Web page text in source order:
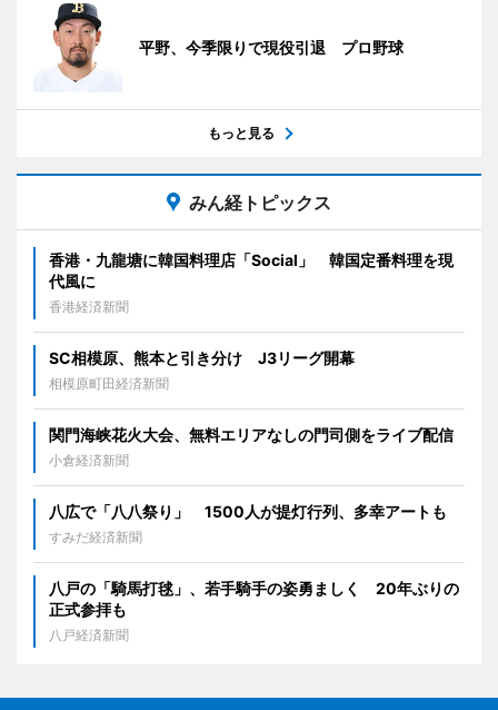
平野、今季限りで現役引退 プロ野球
もっと見る
みん経トピックス
香港・九龍塘に韓国料理店「Social」 韓国定番料理を現
代風に
香港経済新聞
SC相模原、熊本と引き分け J3リーグ開幕
相模原町田経済新聞
関門海峡花火大会、無料エリアなしの門司側をライブ配信
小倉経済新聞
八広で「八八祭り」 1500人が提灯行列、多幸アートも
すみだ経済新聞
八戸の「騎馬打毬」、若手騎手の姿勇ましく 20年ぶりの
正式参拝も
八戸経済新聞